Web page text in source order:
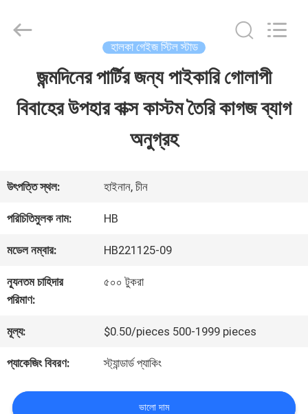
আমাদের
সম্পর্কে
কারখানা
ভ্রমণ
মান
নিয়ন্ত্রণ
হালকা গেইজ স্টিল স্টাড
জন্মদিনের পার্টির জন্য পাইকারি গোলাপী
বিবাহের উপহার বাক্স কাস্টম তৈরি কাগজ ব্যাগ
অনুগ্রহ
উৎপত্তি স্থল: হাইনান, চীন
পরিচিতিমুলক নাম: HB
মডেল নম্বার: HB221125-09
ন্যূনতম চাহিদার
পরিমাণ:
৫০০ টুকরা
মূল্য: $0.50/pieces 500-1999 pieces
প্যাকেজিং বিবরণ: স্ট্যান্ডার্ড প্যাকিং
ভালো দাম